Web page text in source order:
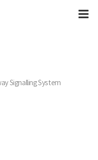
Signalling System